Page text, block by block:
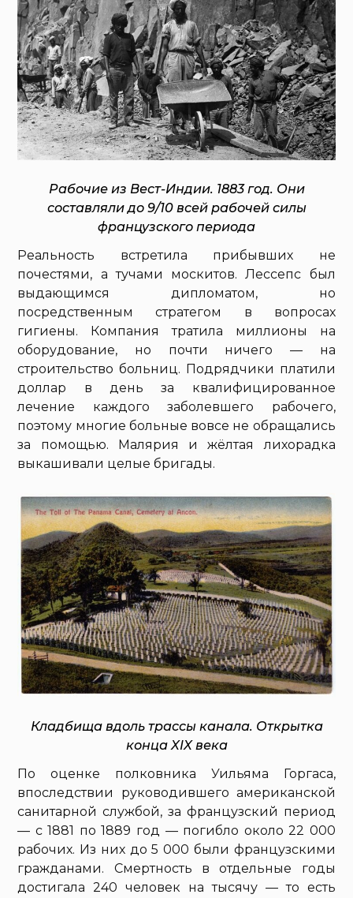
Рабочие из Вест-Индии. 1883 год. Они
составляли до 9/10 всей рабочей силы
французского периода
Реальность встретила прибывших не
почестями, а тучами москитов. Лессепс был
выдающимся дипломатом, но
посредственным стратегом в вопросах
гигиены. Компания тратила миллионы на
оборудование, но почти ничего — на
строительство больниц. Подрядчики платили
доллар в день за квалифицированное
лечение каждого заболевшего рабочего,
поэтому многие больные вовсе не обращались
за помощью. Малярия и жёлтая лихорадка
выкашивали целые бригады.
Кладбища вдоль трассы канала. Открытка
конца XIX века
По оценке полковника Уильяма Горгаса,
впоследствии руководившего американской
санитарной службой, за французский период
— с 1881 по 1889 год — погибло около 22 000
рабочих. Из них до 5 000 были французскими
гражданами. Смертность в отдельные годы
достигала 240 человек на тысячу — то есть